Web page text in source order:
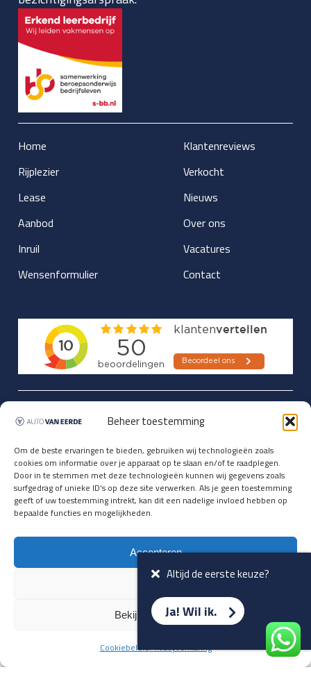
Beheer toestemming
Om de beste ervaringen te bieden, gebruiken wij technologieën zoals
cookies om informatie over je apparaat op te slaan en/of te raadplegen.
Door in te stemmen met deze technologieën kunnen wij gegevens zoals
surfgedrag of unieke ID's op deze site verwerken. Als je geen toestemming
geeft of uw toestemming intrekt, kan dit een nadelige invloed hebben op
bepaalde functies en mogelijkheden.
Accepteren
Bekijk voorkeuren
CookiebeleidPrivacyverklaring
Terug naar overzicht
Home
Rijplezier
Lease
Aanbod
Inruil
Wensenformulier
Klantenreviews
Verkocht
Nieuws
Over ons
Vacatures
Contact
Updates over nieuwbinnen-komers
vóórdat ze op de portals staan?
Registreer je hier.
E-mailadres *
Altijd de eerste keuze?
Ja! Wil ik.